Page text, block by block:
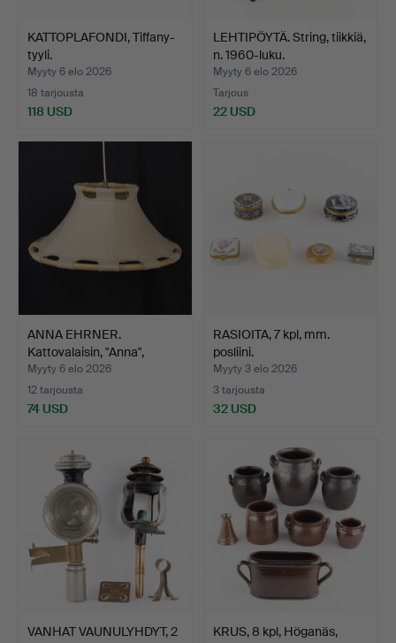
KATTOPLAFONDI, Tiffany-
tyyli.
Myyty 6 elo 2026
18 tarjousta
118 USD
LEHTIPÖYTÄ. String, tiikkiä,
n. 1960-luku.
Myyty 6 elo 2026
Tarjous
22 USD
ANNA EHRNER.
Kattovalaisin, "Anna",
Ateljé…
Myyty 6 elo 2026
12 tarjousta
74 USD
RASIOITA, 7 kpl, mm.
posliini.
Myyty 3 elo 2026
3 tarjousta
32 USD
VANHAT VAUNULYHDYT, 2
KRUS, 8 kpl, Höganäs,